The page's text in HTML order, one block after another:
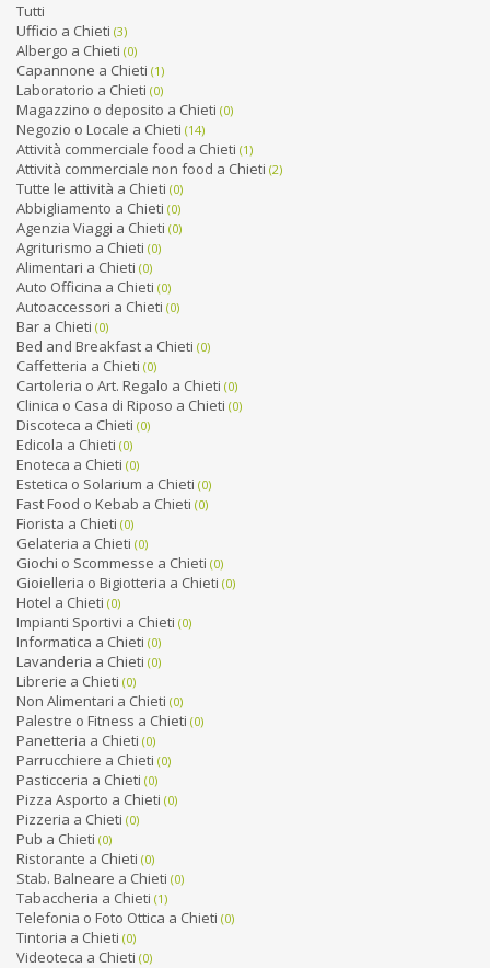
Tutti
Ufficio a Chieti (3)
Albergo a Chieti (0)
Capannone a Chieti (1)
Laboratorio a Chieti (0)
Magazzino o deposito a Chieti (0)
Negozio o Locale a Chieti (14)
Attività commerciale food a Chieti (1)
Attività commerciale non food a Chieti (2)
Tutte le attività a Chieti (0)
Abbigliamento a Chieti (0)
Agenzia Viaggi a Chieti (0)
Agriturismo a Chieti (0)
Alimentari a Chieti (0)
Auto Officina a Chieti (0)
Autoaccessori a Chieti (0)
Bar a Chieti (0)
Bed and Breakfast a Chieti (0)
Caffetteria a Chieti (0)
Cartoleria o Art. Regalo a Chieti (0)
Clinica o Casa di Riposo a Chieti (0)
Discoteca a Chieti (0)
Edicola a Chieti (0)
Enoteca a Chieti (0)
Estetica o Solarium a Chieti (0)
Fast Food o Kebab a Chieti (0)
Fiorista a Chieti (0)
Gelateria a Chieti (0)
Giochi o Scommesse a Chieti (0)
Gioielleria o Bigiotteria a Chieti (0)
Hotel a Chieti (0)
Impianti Sportivi a Chieti (0)
Informatica a Chieti (0)
Lavanderia a Chieti (0)
Librerie a Chieti (0)
Non Alimentari a Chieti (0)
Palestre o Fitness a Chieti (0)
Panetteria a Chieti (0)
Parrucchiere a Chieti (0)
Pasticceria a Chieti (0)
Pizza Asporto a Chieti (0)
Pizzeria a Chieti (0)
Pub a Chieti (0)
Ristorante a Chieti (0)
Stab. Balneare a Chieti (0)
Tabaccheria a Chieti (1)
Telefonia o Foto Ottica a Chieti (0)
Tintoria a Chieti (0)
Videoteca a Chieti (0)